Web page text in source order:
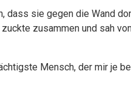
sie gegen die Wand
zusammen und sah
Mensch, der mir je